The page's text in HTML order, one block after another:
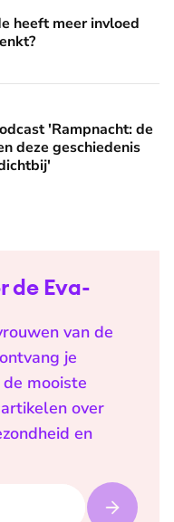
heeft meer invloed
de Titanic': 'We
'Rampnacht: de
deze geschiedenis
de Eva-
van de
je
mooiste
over
en